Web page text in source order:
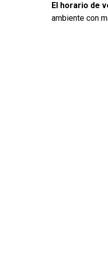
El horario de
ambiente con